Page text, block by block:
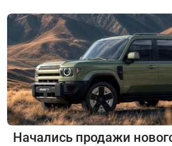
Начались продажи